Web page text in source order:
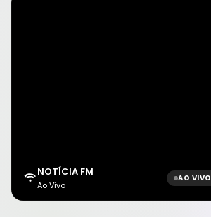
NOTÍCIA FM
Ao Vivo
AO VIVO